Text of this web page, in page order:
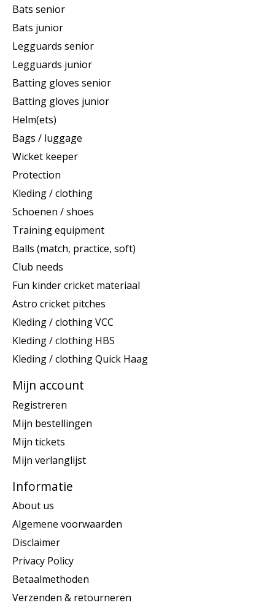
Bats senior
Bats junior
Legguards senior
Legguards junior
Batting gloves senior
Batting gloves junior
Helm(ets)
Bags / luggage
Wicket keeper
Protection
Kleding / clothing
Schoenen / shoes
Training equipment
Balls (match, practice, soft)
Club needs
Fun kinder cricket materiaal
Astro cricket pitches
Kleding / clothing VCC
Kleding / clothing HBS
Kleding / clothing Quick Haag
Mijn account
Registreren
Mijn bestellingen
Mijn tickets
Mijn verlanglijst
Informatie
About us
Algemene voorwaarden
Disclaimer
Privacy Policy
Betaalmethoden
Verzenden & retourneren